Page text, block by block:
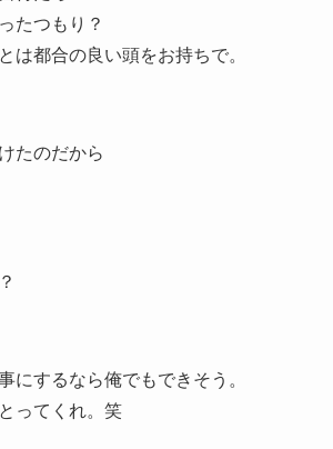
たつもり？
は都合の良い頭をお持ちで。
たのだから
にするなら俺でもできそう。
ってくれ。笑